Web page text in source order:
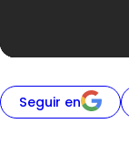
Seguir en